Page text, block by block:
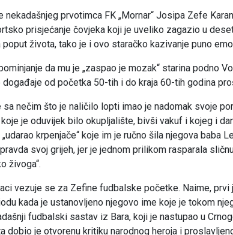
nekadašnjeg prvotimca FK „Mornar“ Josipa Zefe
prisjećanje čovjeka koji je uveliko zagazio u
života, tako je i ovo staračko kazivanje puno
da mu je „zaspao je mozak“ starina podno
od početka 50-tih i do kraja 60-tih godina
nečim što je naličilo lopti imao je nadomak svoje
je oduvijek bilo okupljalište, bivši vakuf i kojeg i
krpenjače“ koje im je ručno šila njegova baba
svoj grijeh, jer je jednom prilikom rasparala
živoga“.
vezuje se za Zefine fudbalske početke. Naime,
kada je ustanovljeno njegovo ime koje je tokom
fudbalski sastav iz Bara, koji je nastupao u
dobio je otvorenu kritiku narodnog heroja i